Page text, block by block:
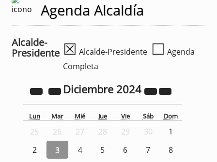
Agenda Alcaldía
Alcalde-
Presidente ☒ Alcalde-Presidente ☐ Agenda
Completa
Diciembre 2024
Lun Mar Mié Jue Vie Sáb Dom
25 26 27 28 29 30
1
2
3 4 5 6 7
8